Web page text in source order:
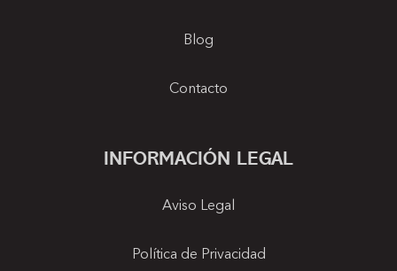
Blog
Contacto
INFORMACIÓN LEGAL
Aviso Legal
Política de Privacidad